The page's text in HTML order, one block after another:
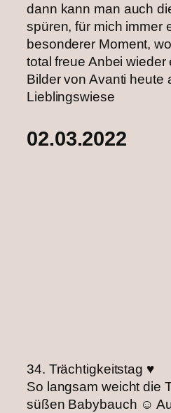
dann kann man auch
spüren, für mich immer
besonderer Moment,
total freue ‌Anbei wieder
Bilder von Avanti heute
Lieblingswiese ‌
02.03.2022
34. Trächtigkeitstag ♥️
So langsam weicht die
süßen Babybauch ☺